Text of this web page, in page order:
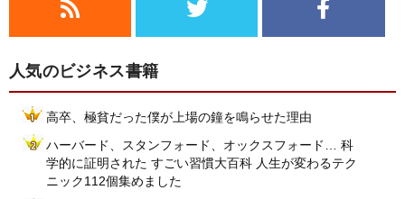
人気のビジネス書籍
高卒、極貧だった僕が上場の鐘を鳴らせた理由
ハーバード、スタンフォード、オックスフォード… 科
学的に証明された すごい習慣大百科 人生が変わるテク
ニック112個集めました